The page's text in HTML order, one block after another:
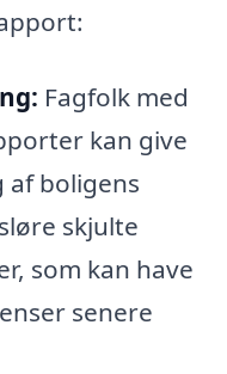
Fagfolk med
kan give
af boligens
skjulte
som kan have
senere